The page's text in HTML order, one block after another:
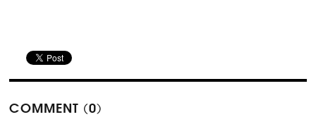
COMMENT (0)